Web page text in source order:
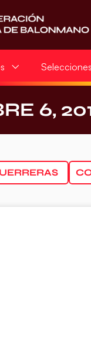
Selecciones
6,